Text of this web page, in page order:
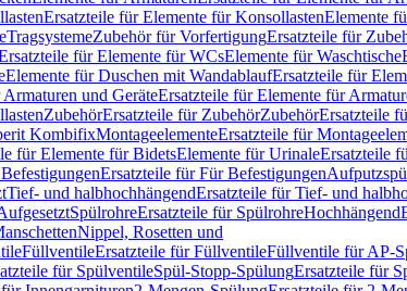
Ersatzteile für Elemente für KonsollastenElemente
TragsystemeZubehör für VorfertigungErsatzteile für
für Elemente für WCsElemente für Waschtische
Elemente für Duschen mit WandablaufErsatzteile für
und GeräteErsatzteile für Elemente für
ZubehörErsatzteile für ZubehörZubehörErsatzteile
KombifixMontageelementeErsatzteile für
für Elemente für BidetsElemente für UrinaleErsatzteile
Ersatzteile für Für Befestigungen
Tief- und halbhochhängendErsatzteile für Tief- und
SpülrohreErsatzteile für SpülrohreHochhängend
Nippel, Rosetten und
FüllventileErsatzteile für FüllventileFüllventile für AP-
für SpülventileSpül-Stopp-SpülungErsatzteile für